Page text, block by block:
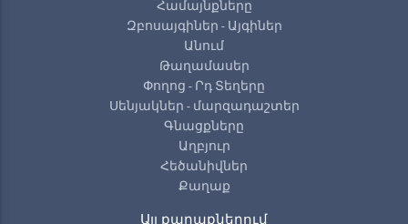
Համայնքները
Զբոսայգիներ - Այգիներ
Անում
Թաղամասեր
Փողոց - Րդ Տեղերը
Սենյակներ - մարզադաշտեր
Գնացքները
Աղբյուր
Հեծանիվներ
Քաղաք
Այլ քաղաքներում